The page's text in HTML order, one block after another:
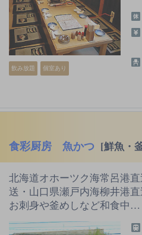
飲み放題 個室あり
食彩厨房 魚かつ [鮮魚・
北海道オホーツク海常呂港
送・山口県瀬戸内海柳井港直
お刺身や釜めしなど和食中…